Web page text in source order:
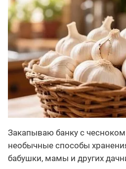
Закапываю банку с чесноком
необычные способы
бабушки, мамы и других